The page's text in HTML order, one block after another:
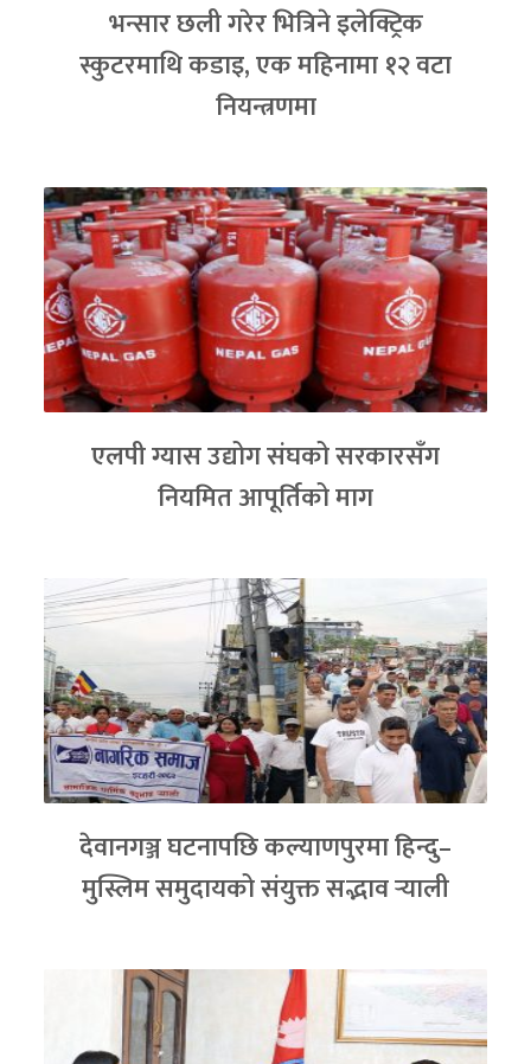
भन्सार छली गरेर भित्रिने इलेक्ट्रिक
स्कुटरमाथि कडाइ, एक महिनामा १२ वटा
नियन्त्रणमा
एलपी ग्यास उद्योग संघको सरकारसँग
नियमित आपूर्तिको माग
देवानगञ्ज घटनापछि कल्याणपुरमा हिन्दु–
मुस्लिम समुदायको संयुक्त सद्भाव र्‍याली